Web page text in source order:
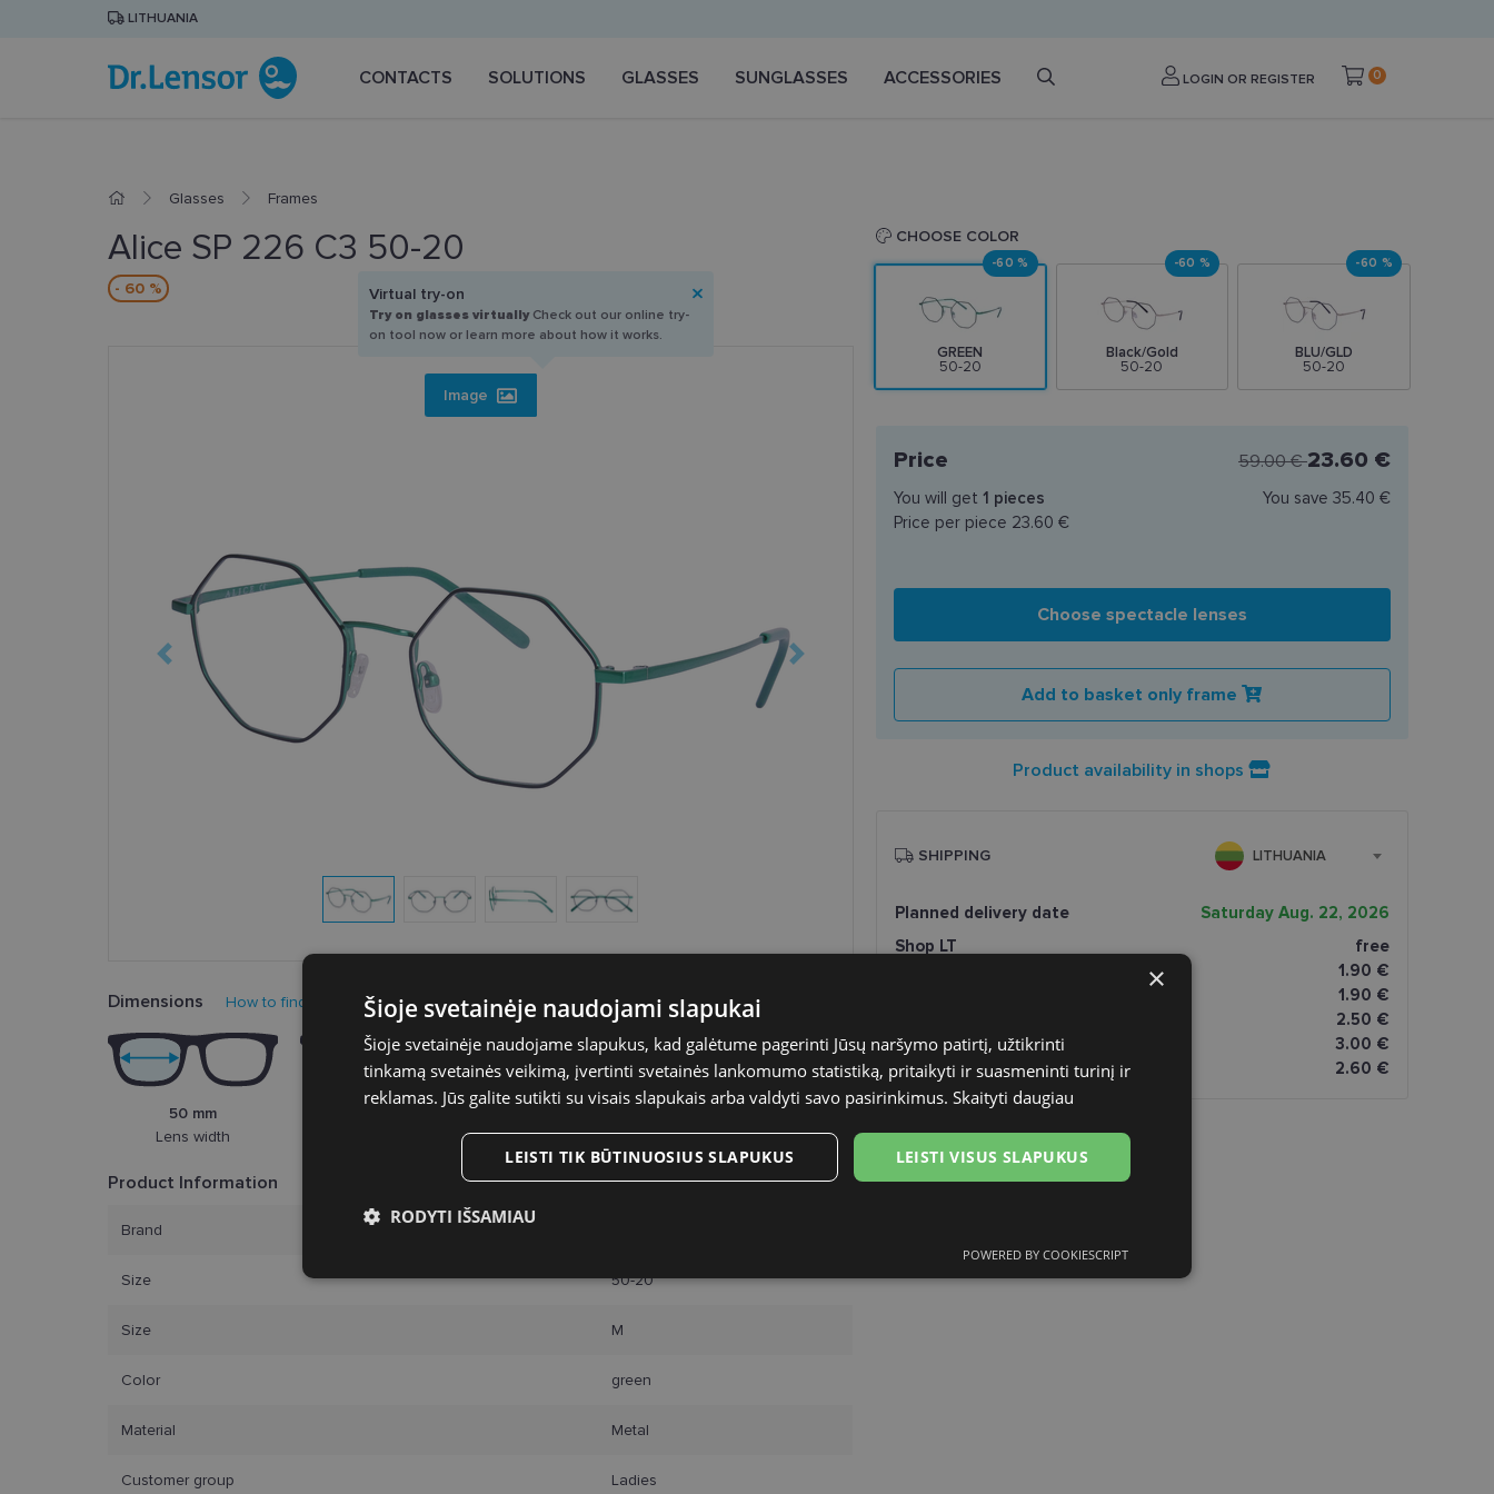
LITHUANIA
CONTACTS SOLUTIONS GLASSES SUNGLASSES ACCESSORIES LOGIN OR REGISTER 0
Glasses Frames
Alice SP 226 C3 50-20
- 60 %
Image
Virtual try-on
Try on glasses virtuallyCheck out our online try-
on tool now or learn more about how it works.
Dimensions How to find your glasses size?
50 mm
Lens width
Product Information
Brand
Size 50-20
Size M
Color green
Material Metal
Customer group Ladies
CHOOSE COLOR
GREEN
50-20
-60 %
Black/Gold
50-20
-60 %
BLU/GLD
50-20
-60 %
Price 59.00 €23.60 €
You will get 1 pieces
Price per piece 23.60 €
You save 35.40 €
Choose spectacle lenses
Add to basket only frame
Product availability in shops
SHIPPING LITHUANIA
Planned delivery date
Saturday Aug. 22, 2026
Shop LT
free
1.90 €
1.90 €
2.50 €
Omniva paštomatai
3.00 €
Courier
2.60 €
×
Šioje svetainėje naudojami slapukai
Šioje svetainėje naudojame slapukus, kad galėtume pagerinti Jūsų naršymo patirtį, užtikrinti
tinkamą svetainės veikimą, įvertinti svetainės lankomumo statistiką, pritaikyti ir suasmeninti turinį ir
reklamas. Jūs galite sutikti su visais slapukais arba valdyti savo pasirinkimus. Skaityti daugiau
LEISTI VISUS SLAPUKUS
LEISTI TIK BŪTINUOSIUS SLAPUKUS
RODYTI IŠSAMIAU
Funkciniai slapukai
Statistikos slapukai
tačiau neatskleidžia Jūsų tapatybės, taip pat nerenka informacijos. Be šių slapukų tinklalapis neveiks tinkamai. Šie slapukai
POWERED BY COOKIESCRIPT